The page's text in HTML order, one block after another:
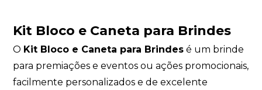
Kit Bloco e Caneta para Brindes
O Kit Bloco e Caneta para Brindes é um brinde
para premiações e eventos ou ações promocionais,
facilmente personalizados e de excelente